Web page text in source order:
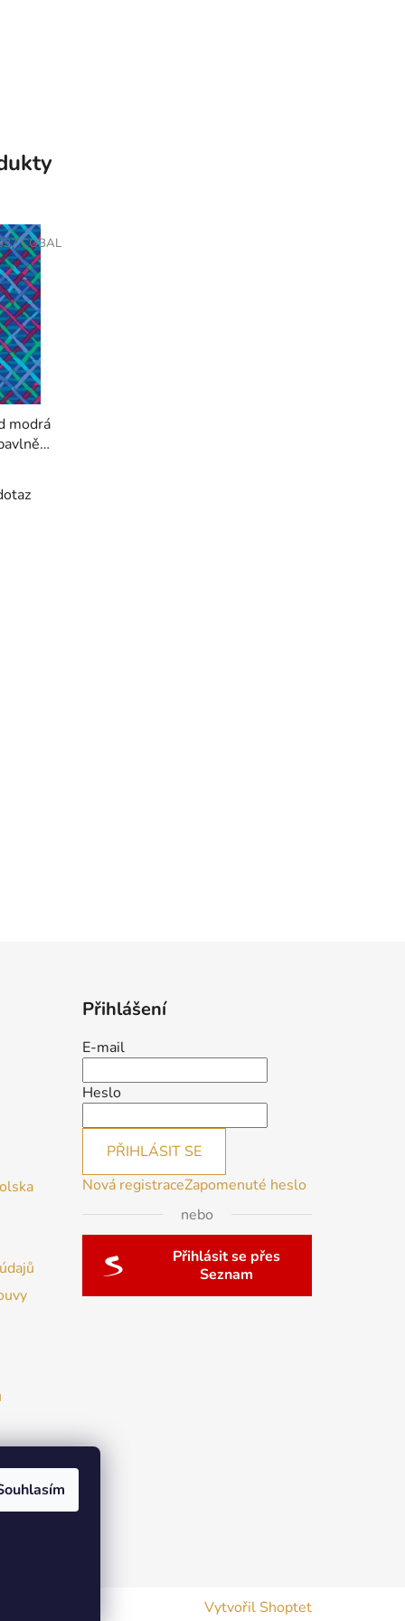
modrá
Přihlášení
E-mail
Heslo
PŘIHLÁSIT SE
Nová registraceZapomenuté heslo
nebo
Přihlásit se přes
Seznam
Vytvořil Shoptet